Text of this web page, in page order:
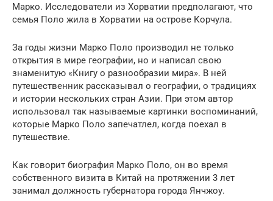
Марко. Исследователи из Хорватии предполагают, что
семья Поло жила в Хорватии на острове Корчула.
За годы жизни Марко Поло производил не только
открытия в мире географии, но и написал свою
знаменитую «Книгу о разнообразии мира». В ней
путешественник рассказывал о географии, о традициях
и истории нескольких стран Азии. При этом автор
использовал так называемые картинки воспоминаний,
которые Марко Поло запечатлел, когда поехал в
путешествие.
Как говорит биография Марко Поло, он во время
собственного визита в Китай на протяжении 3 лет
занимал должность губернатора города Янчжоу.